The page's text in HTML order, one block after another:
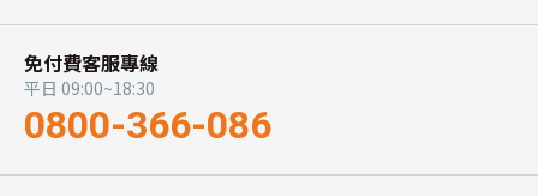
免付費客服專線
平日 09:00~18:30
0800-366-086